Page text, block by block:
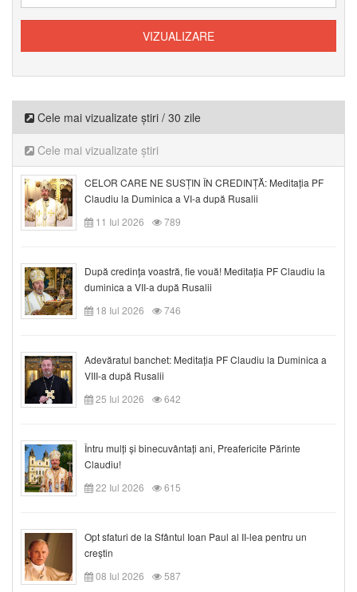
Cele mai vizualizate știri / 30 zile
Cele mai vizualizate știri
CELOR CARE NE SUSȚIN ÎN CREDINȚĂ: Meditația PF
Claudiu la Duminica a VI-a după Rusalii
11 Iul 2026
789
După credinţa voastră, fie vouă! Meditația PF Claudiu la
duminica a VII-a după Rusalii
18 Iul 2026
746
Adevăratul banchet: Meditația PF Claudiu la Duminica a
VIII-a după Rusalii
25 Iul 2026
642
Întru mulți și binecuvântați ani, Preafericite Părinte
Claudiu!
22 Iul 2026
615
Opt sfaturi de la Sfântul Ioan Paul al II-lea pentru un
creștin
08 Iul 2026
587